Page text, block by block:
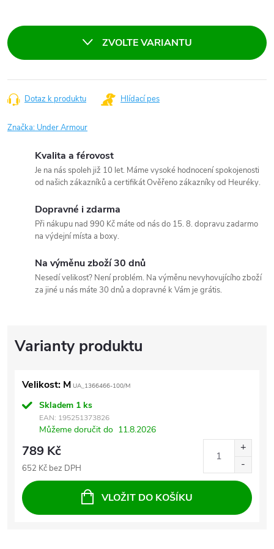
ZVOLTE VARIANTU
Dotaz k produktu Hlídací pes
Značka: Under Armour
Kvalita a férovost
Je na nás spoleh již 10 let. Máme vysoké hodnocení spokojenosti
od našich zákazníků a certifikát Ověřeno zákazníky od Heuréky.
Dopravné i zdarma
Při nákupu nad 990 Kč máte od nás do 15. 8. dopravu zadarmo
na výdejní místa a boxy.
Na výměnu zboží 30 dnů
Nesedí velikost? Není problém. Na výměnu nevyhovujícího zboží
za jiné u nás máte 30 dnů a dopravné k Vám je grátis.
Velikost: M UA_1366466-100/M
Skladem 1 ks
EAN: 195251373826
Můžeme doručit do 11.8.2026
789 Kč
652 Kč bez DPH
VLOŽIT DO KOŠÍKU